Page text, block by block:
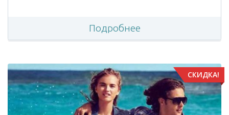
Подробнее
СКИДКА!